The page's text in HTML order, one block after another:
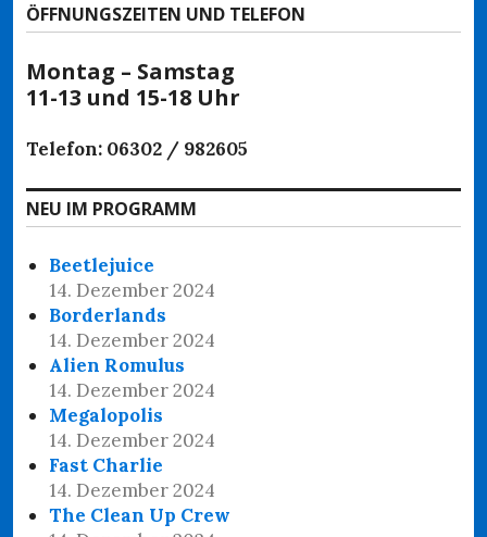
ÖFFNUNGSZEITEN UND TELEFON
Montag – Samstag
11-13 und 15-18 Uhr
Telefon: 06302 / 982605
NEU IM PROGRAMM
Beetlejuice
14. Dezember 2024
Borderlands
14. Dezember 2024
Alien Romulus
14. Dezember 2024
Megalopolis
14. Dezember 2024
Fast Charlie
14. Dezember 2024
The Clean Up Crew